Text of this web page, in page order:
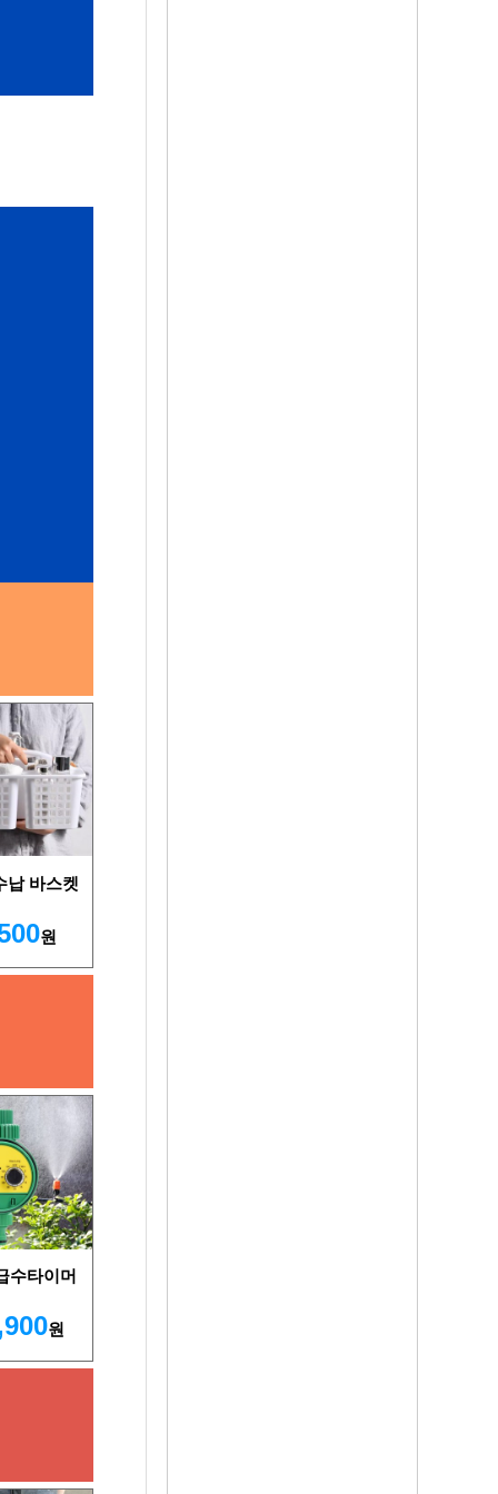
납 바스켓
원
수타이머
원